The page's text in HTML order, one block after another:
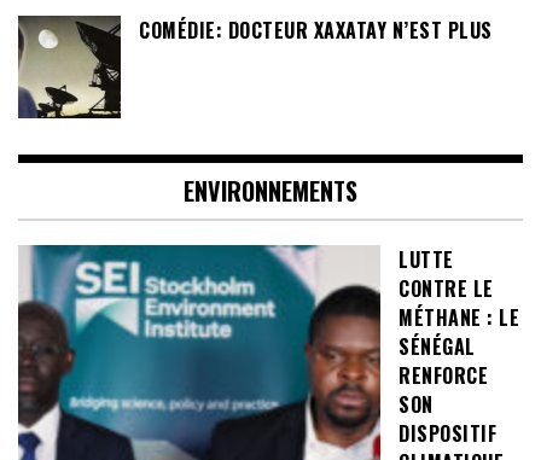
COMÉDIE: DOCTEUR XAXATAY N’EST PLUS
ENVIRONNEMENTS
LUTTE
CONTRE LE
MÉTHANE : LE
SÉNÉGAL
RENFORCE
SON
DISPOSITIF